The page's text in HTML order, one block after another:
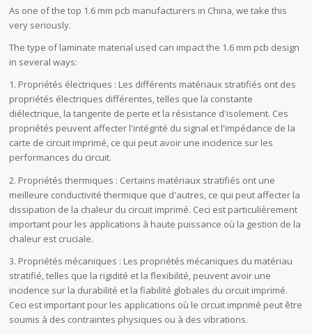
As one of the top 1.6 mm pcb manufacturers in China, we take this
very seriously.
The type of laminate material used can impact the 1.6 mm pcb design
in several ways:
1. Propriétés électriques : Les différents matériaux stratifiés ont des
propriétés électriques différentes, telles que la constante
diélectrique, la tangente de perte et la résistance d'isolement. Ces
propriétés peuvent affecter l'intégrité du signal et l'impédance de la
carte de circuit imprimé, ce qui peut avoir une incidence sur les
performances du circuit.
2. Propriétés thermiques : Certains matériaux stratifiés ont une
meilleure conductivité thermique que d'autres, ce qui peut affecter la
dissipation de la chaleur du circuit imprimé. Ceci est particulièrement
important pour les applications à haute puissance où la gestion de la
chaleur est cruciale.
3. Propriétés mécaniques : Les propriétés mécaniques du matériau
stratifié, telles que la rigidité et la flexibilité, peuvent avoir une
incidence sur la durabilité et la fiabilité globales du circuit imprimé.
Ceci est important pour les applications où le circuit imprimé peut être
soumis à des contraintes physiques ou à des vibrations.